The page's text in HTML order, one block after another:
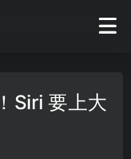
Siri 要上大